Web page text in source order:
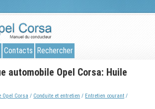
Contacts Rechercher
automobile Opel Corsa: Huile
Opel Corsa / Conduite et entretien / Entretien courant /